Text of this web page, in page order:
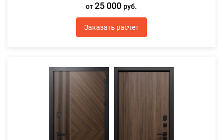
от25 000руб.
Заказать расчет